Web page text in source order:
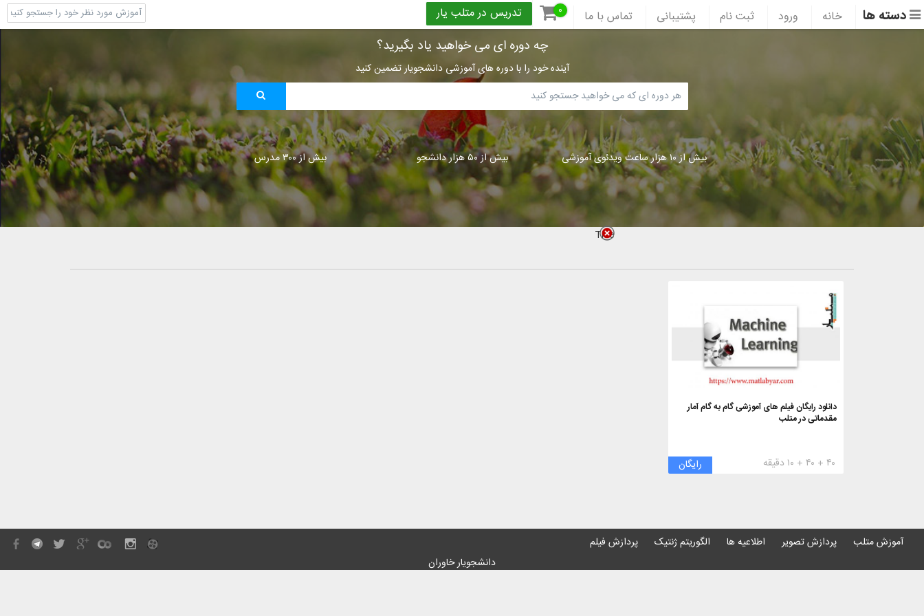
دسته ها خانه ورود ثبت نام پشتیبانی تماس با ما ۰ تدریس در متلب یار
چه دوره ای می خواهید یاد بگیرید؟
آینده خود را با دوره های آموزشی دانشجویار تضمین کنید
بیش از ۱۰ هزار ساعت ویدئوی آموزشی بیش از ۵۰ هزار دانشجو بیش از ۳۰۰ مدرس
دانلود رایگان فیلم های آموزشی گام به گام آمار
مقدماتی در متلب
رایگان ۴۰ + ۴۰ + ۱۰ دقیقه
Title
آموزش متلب پردازش تصویر اطلاعیه ها الگوریتم ژنتیک
پردازش فیلم
دانشجویار خاوران